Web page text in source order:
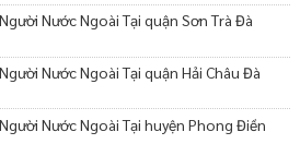
Nước Ngoài Tại quận Sơn Trà Đà
Nước Ngoài Tại quận Hải Châu Đà
Nước Ngoài Tại huyện Phong Điền